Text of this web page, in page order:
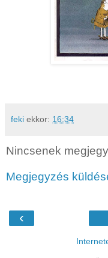
feki ekkor: 16:34
Nincsenek
Megjegyzés
‹